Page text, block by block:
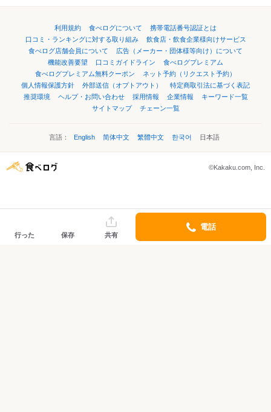
利用規約 食べログについて
携帯電話番号認証とは
口コミ・ランキングに対する取り組み
飲食店・飲食企業様向けサービス
食べログ店舗会員について
広告（メーカー・団体様等向け）について
機能改善要望
口コミガイドライン
食べログプレミアム
食べログプレミアム無料クーポン
ネット予約（リクエスト予約）
個人情報保護方針
外部送信（オプトアウト）
特定商取引法に基づく表記
推奨環境
ヘルプ・お問い合わせ 採用情報 企業情報
キーワード一覧
サイトマップ
チェーン一覧
言語： English 简体中文 繁體中文 한국어 日本語
©Kakaku.com, Inc.
行った 保存 共有
電話